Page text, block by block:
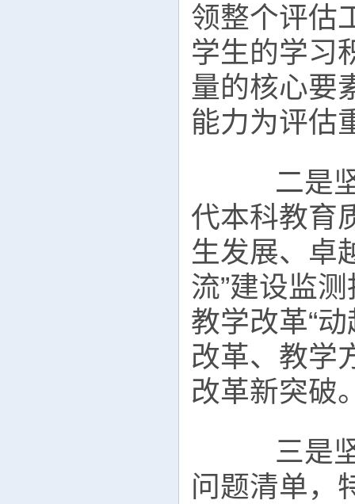
领整个评估
学生的学习
量的核心要
能力为评估
二是坚
代本科教育
生发展、卓
流”建设监
教学改革“
改革、教学
改革新突破
三是坚
问题清单，